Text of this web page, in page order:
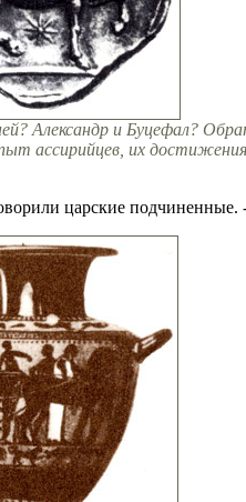
Александр и Буцефал?
ассирийцев, их достижения
царские подчиненные.